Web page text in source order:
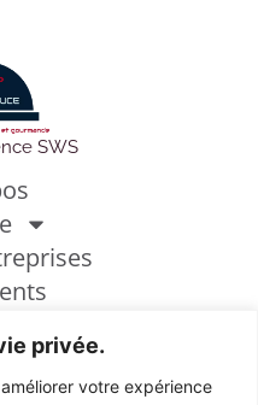
privée.
votre expérience
de vente
SWS